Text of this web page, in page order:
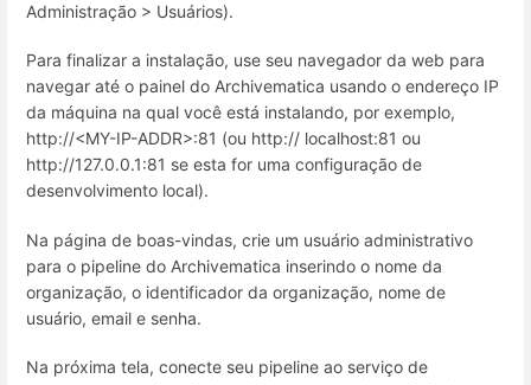
Administração > Usuários).
Para finalizar a instalação, use seu navegador da web para
navegar até o painel do Archivematica usando o endereço IP
da máquina na qual você está instalando, por exemplo,
http://<MY-IP-ADDR>:81 (ou http:// localhost:81 ou
http://127.0.0.1:81 se esta for uma configuração de
desenvolvimento local).
Na página de boas-vindas, crie um usuário administrativo
para o pipeline do Archivematica inserindo o nome da
organização, o identificador da organização, nome de
usuário, email e senha.
Na próxima tela, conecte seu pipeline ao serviço de